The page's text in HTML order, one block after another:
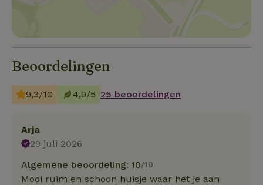
Beoordelingen
9,3/10 4,9/5 25 beoordelingen
Arja
29 juli 2026
Algemene beoordeling: 10/10
Mooi ruim en schoon huisje waar het je aan